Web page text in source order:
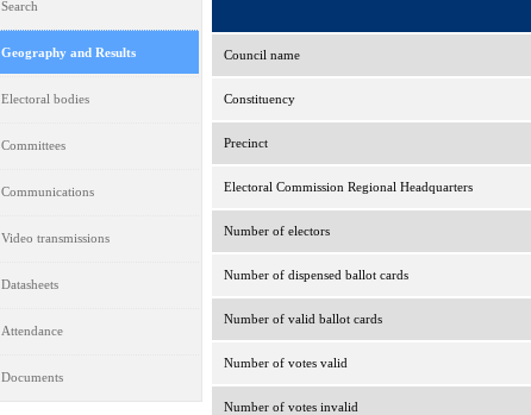
Search
Geography and Results
Electoral bodies
Committees
Communications
Video transmissions
Datasheets
Attendance
Documents
Council name
Constituency
Precinct
Electoral Commission Regional Headquarters
Number of electors
Number of dispensed ballot cards
Number of valid ballot cards
Number of votes valid
Number of votes invalid